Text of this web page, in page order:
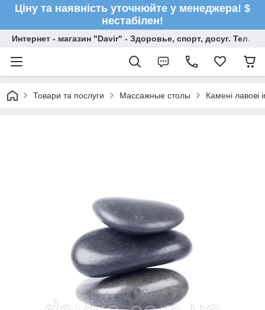
Ціну та наявність уточнюйте у менеджера! $
нестабілен!
Интернет - магазин "Davir" - Здоровье, спорт, досуг. Тел.
Товари та послуги Массажные столы Камені